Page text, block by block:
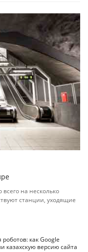
на несколько
станции, уходящие
как Google
казахскую версию сайта